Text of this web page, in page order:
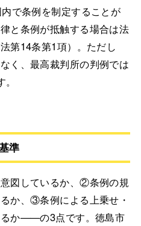
で条例を制定することが
と条例が抵触する場合は法
第14条第1項）。ただし
く、最高裁判所の判例では
準
図しているか、②条例の規
か、③条例による上乗せ・
か——の3点です。徳島市